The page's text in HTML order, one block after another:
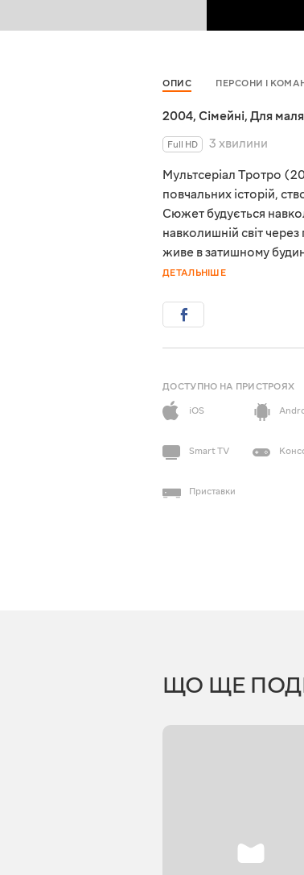
ОПИС ПЕРСОНИ І
2004, Сімейні, Для
Full HD
3 хвилини
Мультсеріал Тротро
повчальних історій,
Сюжет будується
навколишній світ
живе в затишному
ДЕТАЛЬНІШЕ
ДОСТУПНО НА ПРИСТРОЯХ
iOS
Smart TV
Приставки
ЩО ЩЕ